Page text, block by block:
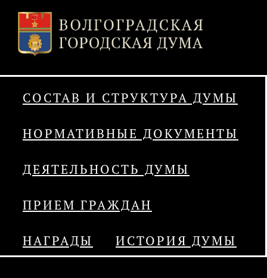
СОСТАВ И СТРУКТУРА ДУМЫ
НОРМАТИВНЫЕ ДОКУМЕНТЫ
ДЕЯТЕЛЬНОСТЬ ДУМЫ
ПРИЕМ ГРАЖДАН
НАГРАДЫ ИСТОРИЯ ДУМЫ